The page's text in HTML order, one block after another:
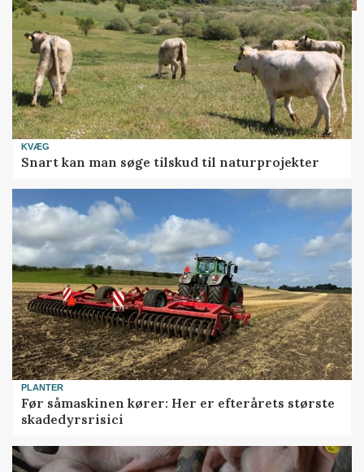
KVÆG
Snart kan man søge tilskud til naturprojekter
PLANTER
Før såmaskinen kører: Her er efterårets største
skadedyrsrisici